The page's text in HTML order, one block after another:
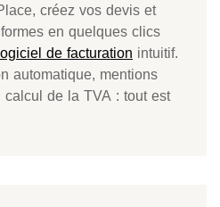
créez vos devis et
en quelques clics
de facturation intuitif.
automatique, mentions
calcul de la TVA : tout est